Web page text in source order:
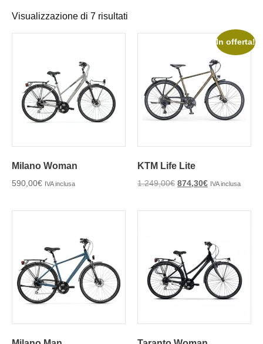
Visualizzazione di 7 risultati
Milano Woman
590,00€ IVA inclusa
In offerta!
KTM Life Lite
1.249,00€ 874,30€ IVA inclusa